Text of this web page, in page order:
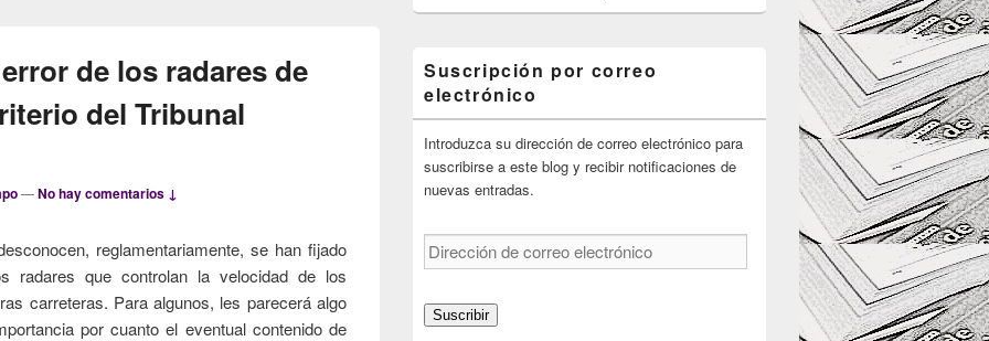
de los radares de
del Tribunal
—No hay comentarios ↓
reglamentariamente, se han fijado
radares que controlan la velocidad de los
carreteras. Para algunos, les parecerá algo
por cuanto el eventual contenido de
Suscripción por correo
electrónico
Introduzca su dirección de correo electrónico para
suscribirse a este blog y recibir notificaciones de
nuevas entradas.
Dirección
de
electrónico
Suscribir